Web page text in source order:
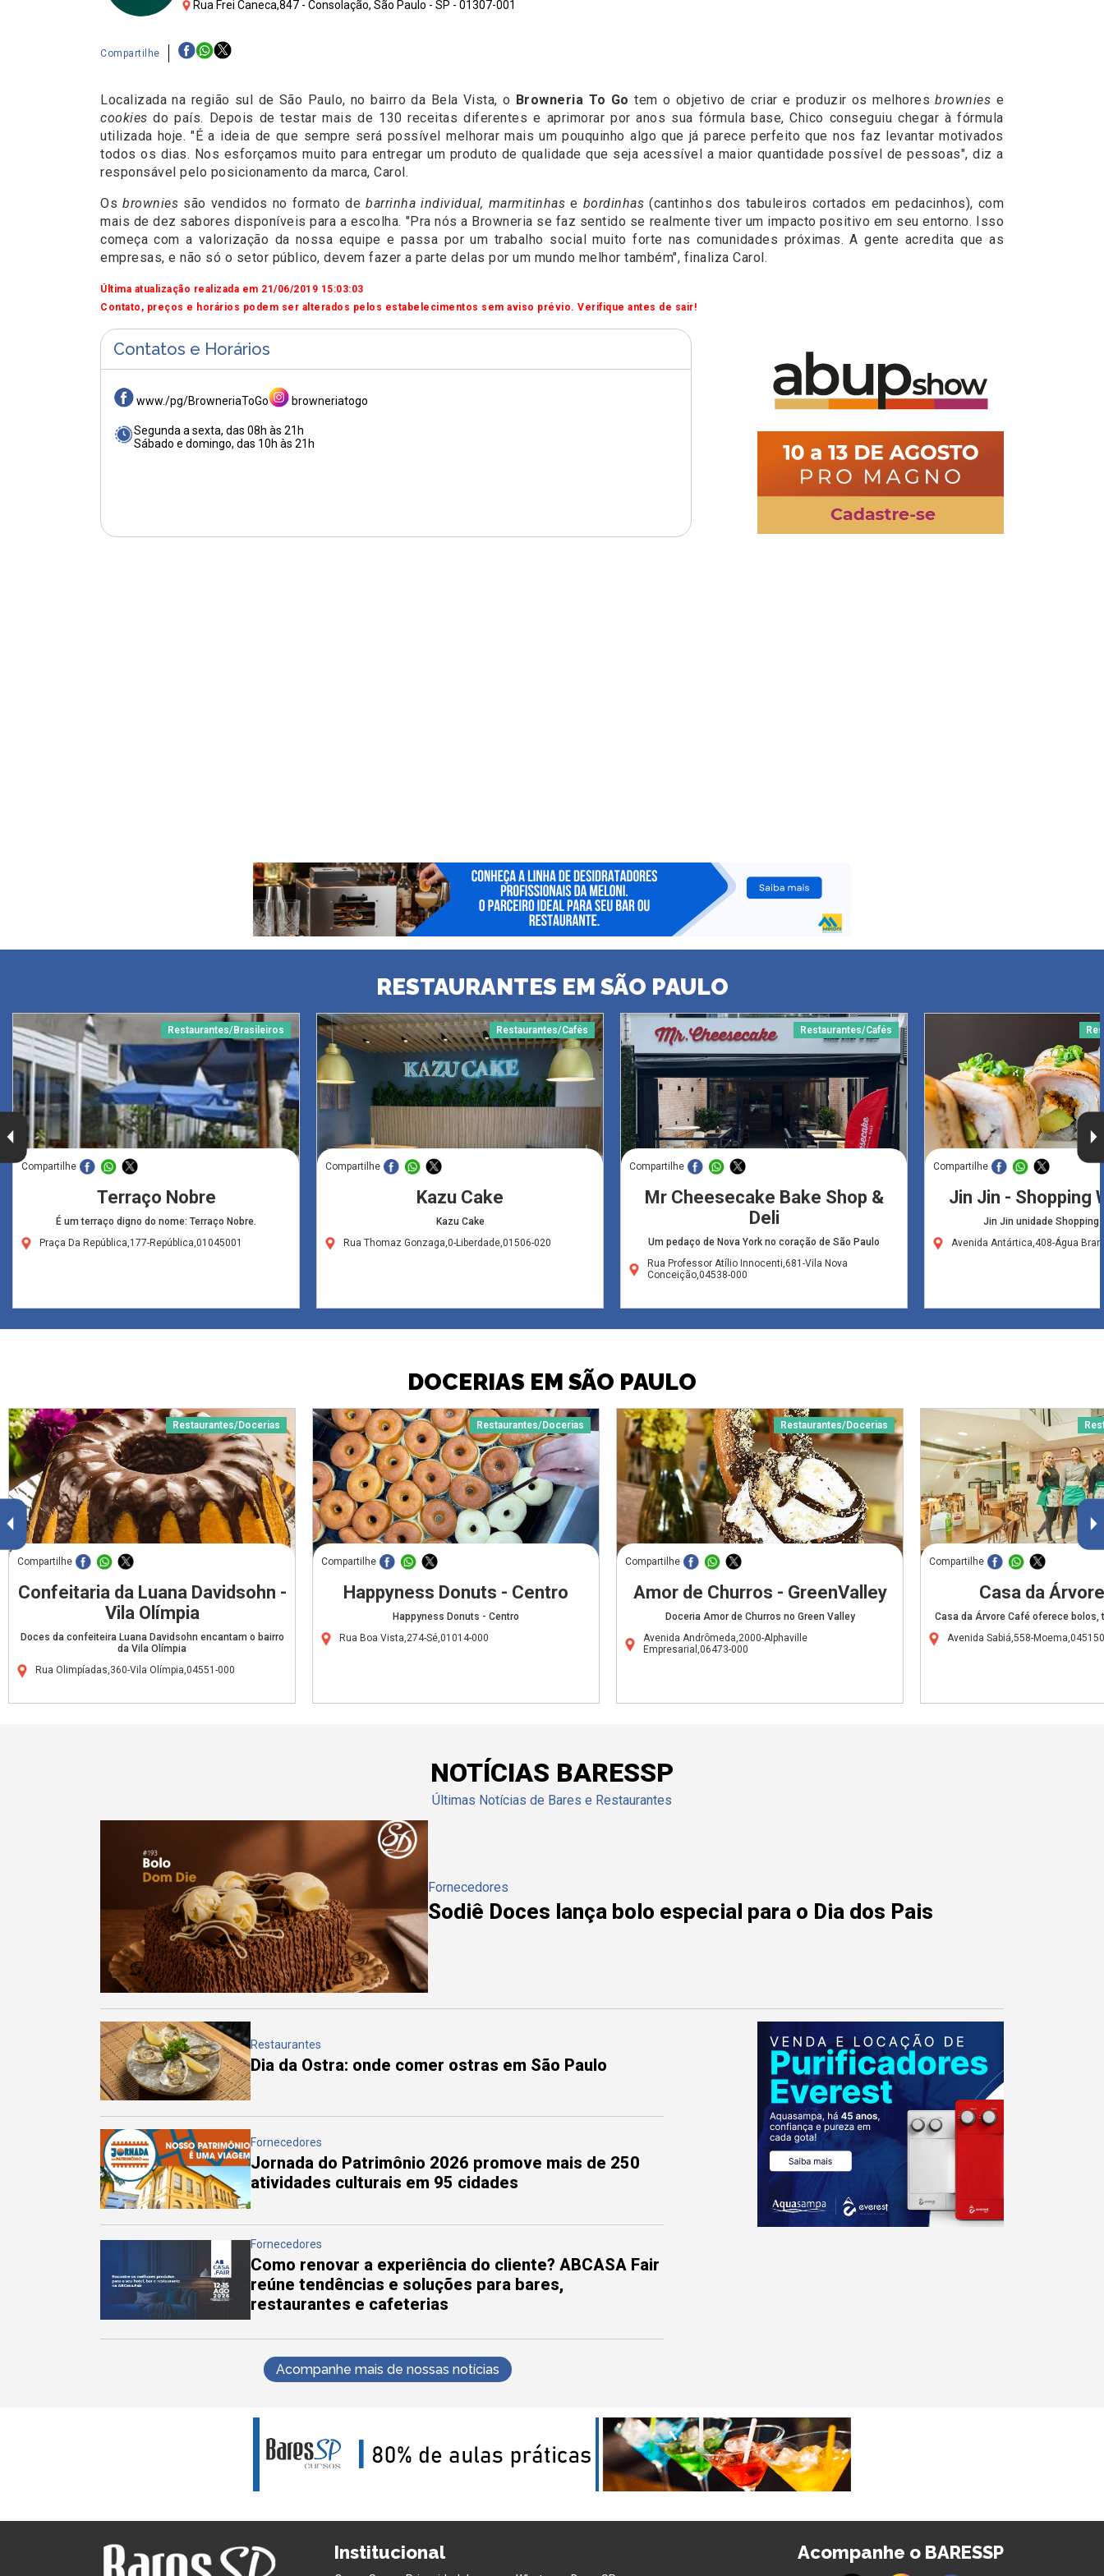
Rua Frei Caneca,847 - Consolação, São Paulo - SP - 01307-001
Compartilhe
Localizada na região sul de São Paulo, no bairro da Bela Vista, o Browneria To Go tem o objetivo de criar e produzir os melhoresbrownies e
cookies do país. Depois de testar mais de 130 receitas diferentes e aprimorar por anos sua fórmula base, Chico conseguiu chegar à fórmula
utilizada hoje. "É a ideia de que sempre será possível melhorar mais um pouquinho algo que já parece perfeito que nos faz levantar motivados
todos os dias. Nos esforçamos muito para entregar um produto de qualidade que seja acessível a maior quantidade possível de pessoas", diz a
responsável pelo posicionamento da marca, Carol.
Os brownies são vendidos no formato de barrinha individual, marmitinhas e bordinhas (cantinhos dos tabuleiros cortados em pedacinhos), com
mais de dez sabores disponíveis para a escolha. "Pra nós a Browneria se faz sentido se realmente tiver um impacto positivo em seu entorno. Isso
começa com a valorização da nossa equipe e passa por um trabalho social muito forte nas comunidades próximas. A gente acredita que as
empresas, e não só o setor público, devem fazer a parte delas por um mundo melhor também", finaliza Carol.
Última atualização realizada em 21/06/2019 15:03:03
Contato, preços e horários podem ser alterados pelos estabelecimentos sem aviso prévio. Verifique antes de sair!
Contatos e Horários
www./pg/BrowneriaToGo browneriatogo
Segunda a sexta, das 08h às 21h
Sábado e domingo, das 10h às 21h
RESTAURANTES EM SÃO PAULO
Restaurantes/Brasileiros
Compartilhe
Terraço Nobre
É um terraço digno do nome: Terraço Nobre.
Praça Da República,177-República,01045001
Restaurantes/Cafés
Compartilhe
Kazu Cake
Kazu Cake
Rua Thomaz Gonzaga,0-Liberdade,01506-020
Restaurantes/Cafés
Compartilhe
Mr Cheesecake Bake Shop &
Deli
Um pedaço de Nova York no coração de São Paulo
Rua Professor Atílio Innocenti,681-Vila Nova
Conceição,04538-000
Compartilhe
Jin Jin - Shopping
Jin Jin unidade Shopping
Avenida Antártica,408-Água
DOCERIAS EM SÃO PAULO
Restaurantes/Docerias
Compartilhe
Confeitaria da Luana Davidsohn -
Vila Olímpia
Doces da confeiteira Luana Davidsohn encantam o bairro
da Vila Olímpia
Rua Olimpíadas,360-Vila Olímpia,04551-000
Restaurantes/Docerias
Compartilhe
Happyness Donuts - Centro
Happyness Donuts - Centro
Rua Boa Vista,274-Sé,01014-000
Restaurantes/Docerias
Compartilhe
Amor de Churros - GreenValley
Doceria Amor de Churros no Green Valley
Avenida Andrômeda,2000-Alphaville
Empresarial,06473-000
Compartilhe
Casa da
Casa da Árvore Café oferece bolos,
Avenida Sabiá,558-
NOTÍCIAS BARESSP
Últimas Notícias de Bares e Restaurantes
Fornecedores
Sodiê Doces lança bolo especial para o Dia dos Pais
Restaurantes
Dia da Ostra: onde comer ostras em São Paulo
Fornecedores
Jornada do Patrimônio 2026 promove mais de 250
atividades culturais em 95 cidades
Fornecedores
Como renovar a experiência do cliente? ABCASA Fair
reúne tendências e soluções para bares,
restaurantes e cafeterias
Acompanhe mais de nossas notícias
Institucional Acompanhe o BARESSP